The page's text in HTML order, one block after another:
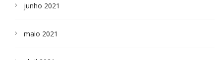
junho 2021
maio 2021